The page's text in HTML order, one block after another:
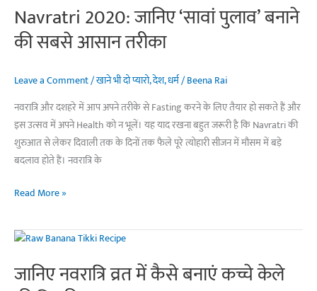
का
पराठा’,
क्या
फायदें
Navratri 2020: जानिए ‘सावां पुलाव’ बनाने
की सबसे आसान तरीका
Leave a Comment/खाने भी दो प्यारो,देश,धर्म/Beena Rai
नवरात्रि और दशहरे में आप अपने तरीके से Fasting करने के लिए तैयार हो सकते हैं और
इस उत्सव में अपने Health को न भूलें। यह याद रखना बहुत जरूरी है कि Navratri की
शुरुआत से लेकर दिवाली तक के दिनों तक फैले पूरे त्योहारी सीजन में मौसम में बड़े
बदलाव होते हैं। नवरात्रि के
Navratri
जानिए
‘सावां
पुलाव’
बनाने
Read More »
जानिए नवरात्रि व्रत में कैसे बनाएं कच्चे केले